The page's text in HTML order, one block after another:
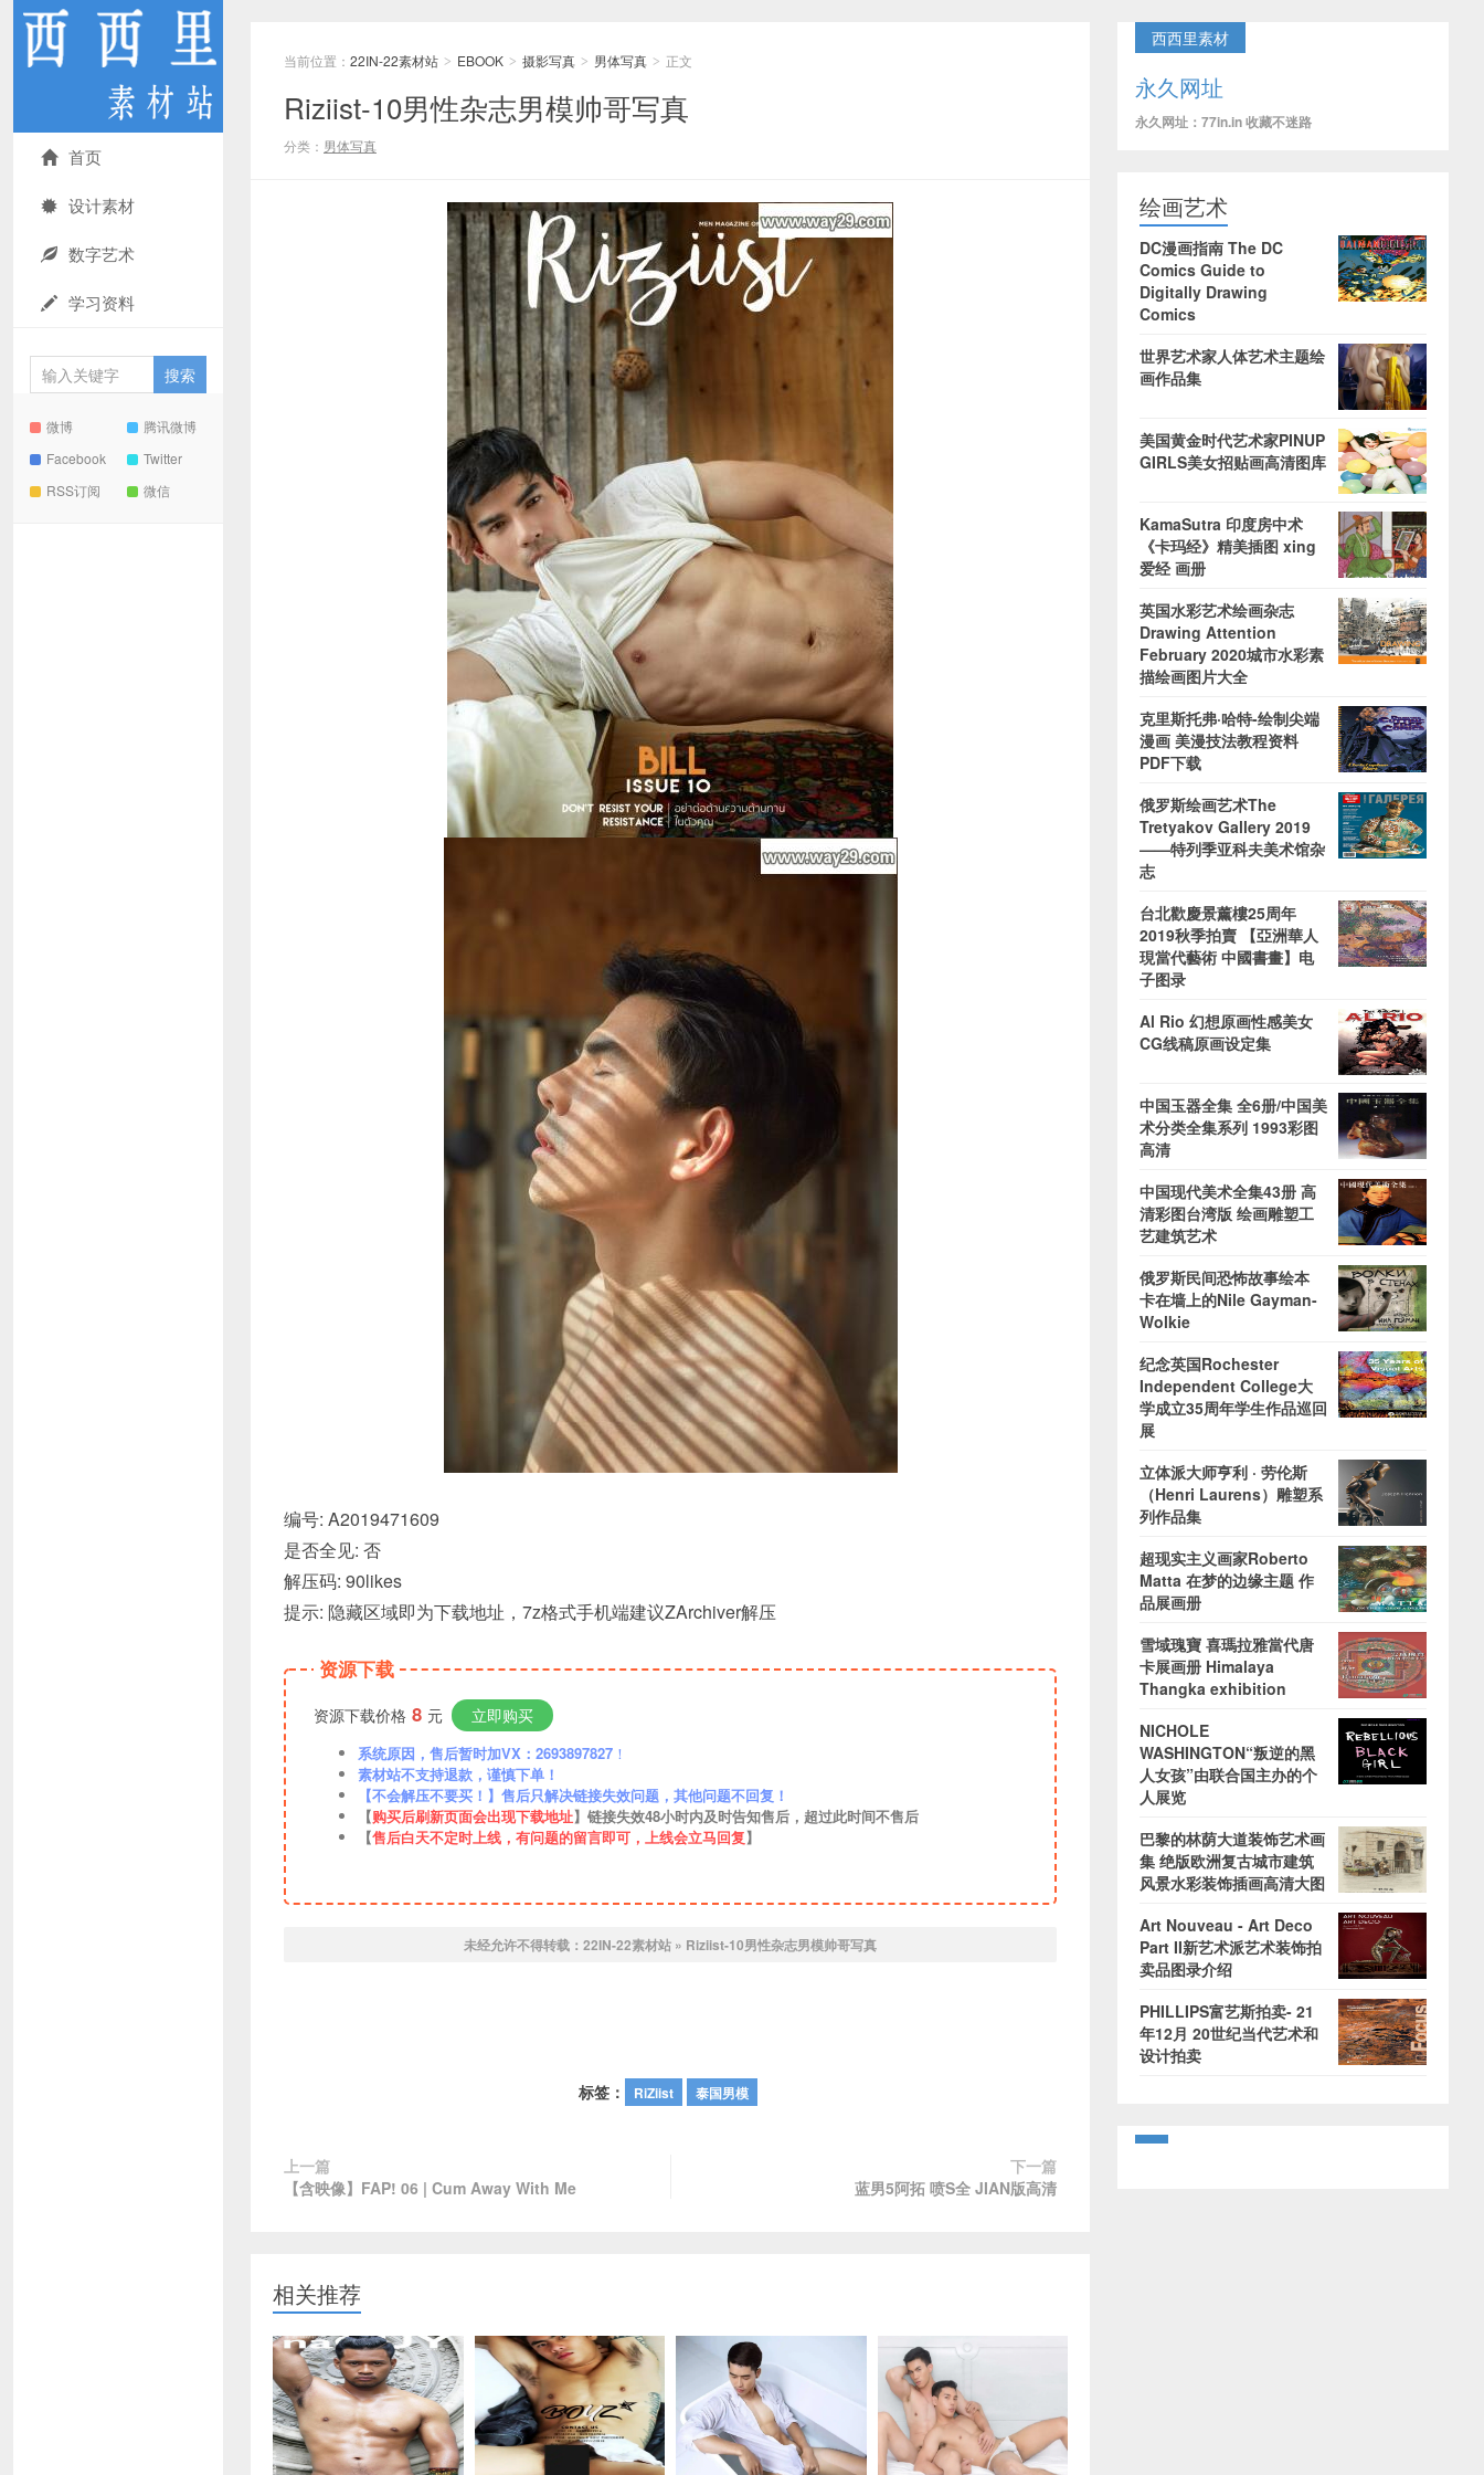
首页
设计素材
数字艺术
学习资料
微博
腾讯微博
Facebook
Twitter
RSS订阅
微信
当前位置： 22IN-22素材站 > EBOOK > 摄影写真 > 男体写真 > 正文
Riziist-10男性杂志男模帅哥写真
分类： 男体写真
编号: A2019471609
是否全见: 否
解压码: 90likes
提示: 隐藏区域即为下载地址，7z格式手机端建议ZArchiver解压
资源下载
资源下载价格 8 元 立即购买
系统原因，售后暂时加VX：2693897827 ！
素材站不支持退款，谨慎下单！
【不会解压不要买！】售后只解决链接失效问题，其他问题不回复！
【购买后刷新页面会出现下载地址】链接失效48小时内及时告知售后，超过此时间不售后
【售后白天不定时上线，有问题的留言即可，上线会立马回复】
未经允许不得转载： 22IN-22素材站 » Riziist-10男性杂志男模帅哥写真
标签： RiZiist 泰国男模
上一篇
【含映像】FAP! 06 | Cum Away With Me
下一篇
蓝男5阿拓 喷S全 JIAN版高清
相关推荐
西西里素材
永久网址
永久网址：77in.in 收藏不迷路
绘画艺术
DC漫画指南 The DC
Comics Guide to
Digitally Drawing
Comics
世界艺术家人体艺术主题绘
画作品集
美国黄金时代艺术家PINUP
GIRLS美女招贴画高清图库
KamaSutra 印度房中术
《卡玛经》精美插图 xing
爱经 画册
英国水彩艺术绘画杂志
Drawing Attention
February 2020城市水彩素
描绘画图片大全
克里斯托弗·哈特-绘制尖端
漫画 美漫技法教程资料
PDF下载
俄罗斯绘画艺术The
Tretyakov Gallery 2019
——特列季亚科夫美术馆杂
志
台北歡慶景薰樓25周年
2019秋季拍賣 【亞洲華人
現當代藝術 中國書畫】电
子图录
Al Rio 幻想原画性感美女
CG线稿原画设定集
中国玉器全集 全6册/中国美
术分类全集系列 1993彩图
高清
中国现代美术全集43册 高
清彩图台湾版 绘画雕塑工
艺建筑艺术
俄罗斯民间恐怖故事绘本
卡在墙上的Nile Gayman-
Wolkie
纪念英国Rochester
Independent College大
学成立35周年学生作品巡回
展
立体派大师亨利 · 劳伦斯
（Henri Laurens）雕塑系
列作品集
超现实主义画家Roberto
Matta 在梦的边缘主题 作
品展画册
雪域瑰寶 喜瑪拉雅當代唐
卡展画册 Himalaya
Thangka exhibition
NICHOLE
WASHINGTON“叛逆的黑
人女孩”由联合国主办的个
人展览
巴黎的林荫大道装饰艺术画
集 绝版欧洲复古城市建筑
风景水彩装饰插画高清大图
Art Nouveau - Art Deco
Part II新艺术派艺术装饰拍
卖品图录介绍
PHILLIPS富艺斯拍卖- 21
年12月 20世纪当代艺术和
设计拍卖